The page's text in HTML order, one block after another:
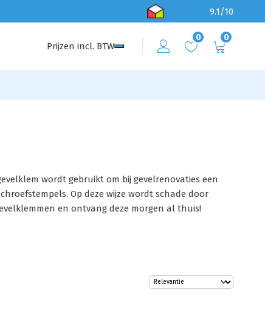
9.1/10
Prijzen incl. BTW
0 0
wordt gebruikt om bij gevelrenovaties een
Op deze wijze wordt schade door
en ontvang deze morgen al thuis!